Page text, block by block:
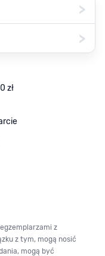
>
>
zł
z
z tym, mogą nosić
mogą być